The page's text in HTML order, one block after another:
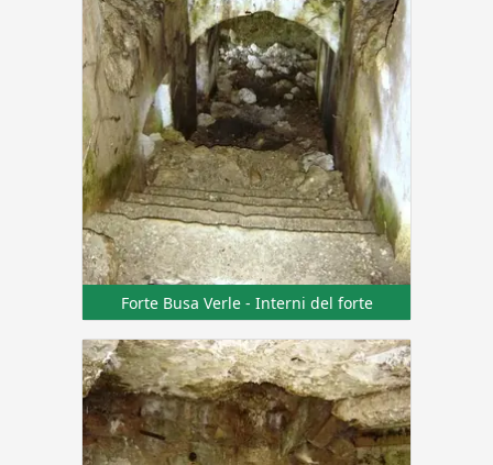
Forte Busa Verle - Interni del forte